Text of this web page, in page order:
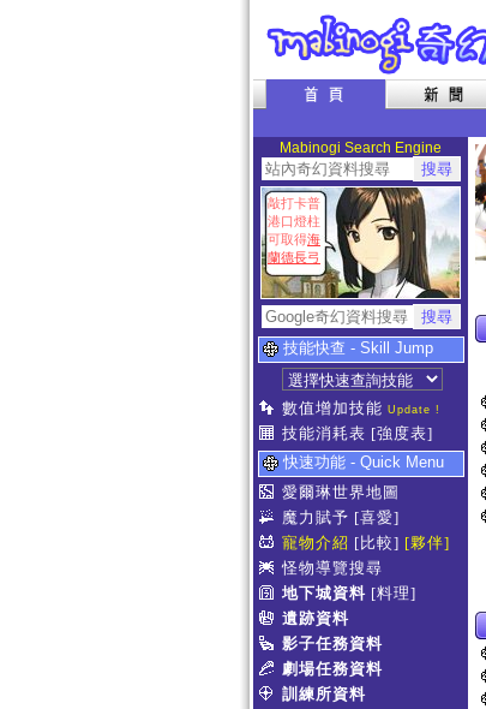
Mabinogi Search Engine
敲打卡普
港口燈柱
可取得海
蘭德長弓
技能快查 - Skill Jump
數值增加技能 Update !
技能消耗表 [強度表]
快速功能 - Quick Menu
愛爾琳世界地圖
魔力賦予 [喜愛]
寵物介紹 [比較] [夥伴]
怪物導覽搜尋
地下城資料 [料理]
遺跡資料
影子任務資料
劇場任務資料
訓練所資料